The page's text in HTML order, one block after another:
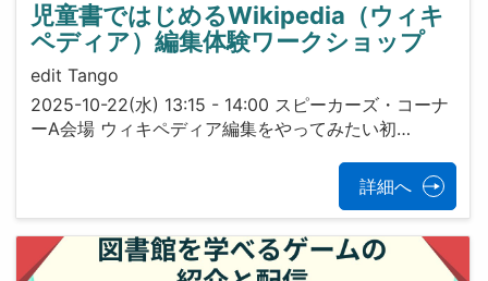
児童書ではじめるWikipedia（ウィキ
ペディア）編集体験ワークショップ
edit Tango
2025-10-22(水) 13:15 - 14:00 スピーカーズ・コーナ
ーA会場 ウィキペディア編集をやってみたい初…
詳細へ